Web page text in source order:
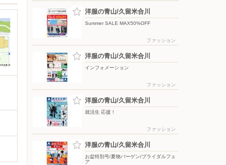
洋服の青山/久留米合川
Summer SALE MAX50%OFF
ファッション
洋服の青山/久留米合川
インフォメーション
ファッション
洋服の青山/久留米合川
就活生 応援！
ファッション
洋服の青山/久留米合川
お盆特別号/夏物バーゲン/ブライダルフェ
ア